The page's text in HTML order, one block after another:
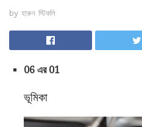
by হারুন স্টিকলি
06 এর 01
ভূমিকা